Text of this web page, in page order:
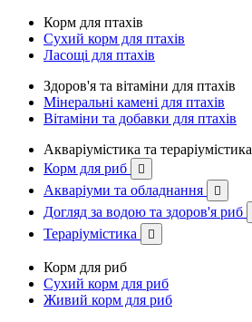
Корм для птахів
Сухий корм для птахів
Ласощі для птахів
Здоров'я та вітаміни для птахів
Мінеральні камені для птахів
Вітаміни та добавки для птахів
Акваріумістика та тераріумістика
Корм для риб

Акваріуми та обладнання 
Догляд за водою та здоров'я риб
Тераріумістика 
Корм для риб
Сухий корм для риб
Живий корм для риб